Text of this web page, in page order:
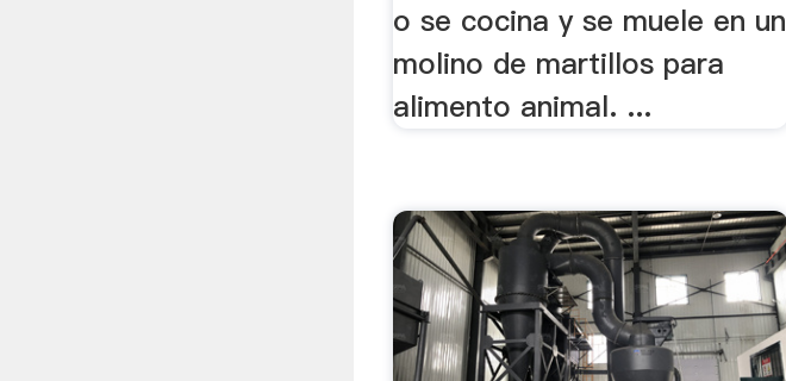
o se cocina y se muele en un
molino de martillos para
alimento animal. ...